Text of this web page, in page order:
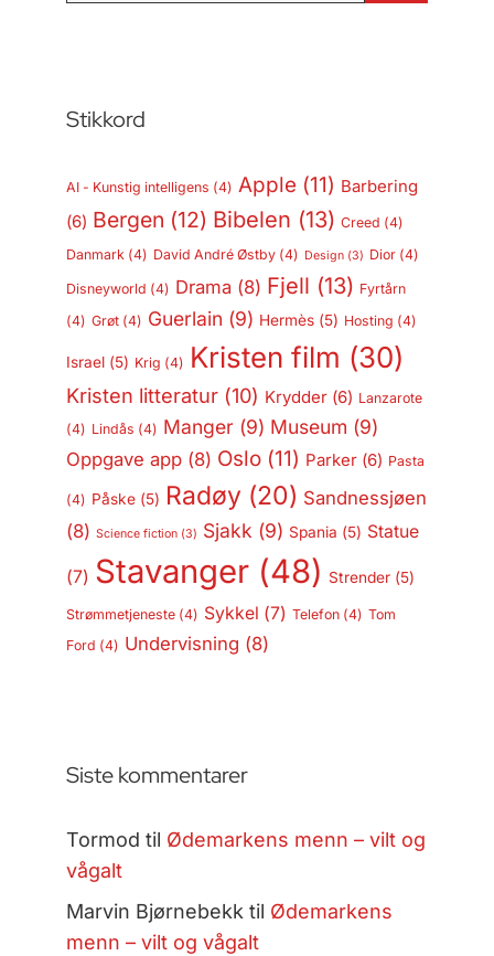
Stikkord
AI - Kunstig intelligens (4) Apple (11) Barbering
(6) Bergen (12) Bibelen (13) Creed (4)
Danmark(4) David André Østby(4) Design(3) Dior(4)
Disneyworld (4) Drama (8) Fjell (13) Fyrtårn
(4) Grøt(4) Guerlain (9) Hermès(5) Hosting (4)
Israel(5) Krig (4) Kristen film (30)
Kristen litteratur(10) Krydder(6) Lanzarote
(4) Lindås (4) Manger(9) Museum (9)
Oppgave app(8) Oslo(11) Parker(6) Pasta
(4) Påske(5) Radøy(20) Sandnessjøen
(8) Science fiction(3) Sjakk (9) Spania (5) Statue
(7) Stavanger(48) Strender(5)
Strømmetjeneste(4) Sykkel (7) Telefon(4) Tom
Ford (4) Undervisning (8)
Siste kommentarer
Tormod til Ødemarkens menn – vilt og
vågalt
Marvin Bjørnebekk til Ødemarkens
menn – vilt og vågalt